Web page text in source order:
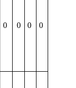
0 0 0 0